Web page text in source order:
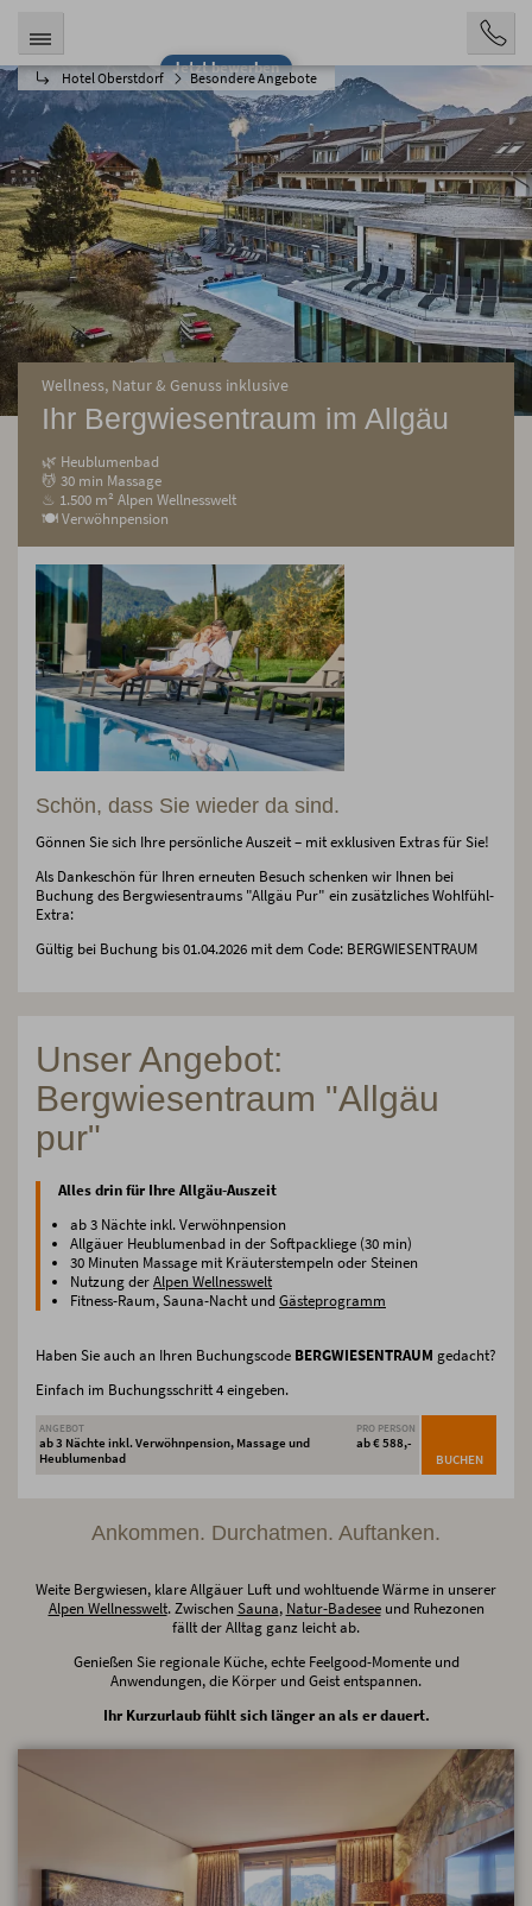
Jetzt bewerben
Hotel Oberstdorf Besondere Angebote
Wellness, Natur & Genuss inklusive
Ihr Bergwiesentraum im Allgäu
🌿 Heublumenbad
💆 30 min Massage
♨ 1.500 m² Alpen Wellnesswelt
🍽 Verwöhnpension
Schön, dass Sie wieder da sind.
Gönnen Sie sich Ihre persönliche Auszeit – mit exklusiven Extras für Sie!
Als Dankeschön für Ihren erneuten Besuch schenken wir Ihnen bei
Buchung des Bergwiesentraums "Allgäu Pur" ein zusätzliches Wohlfühl-
Extra:
Gültig bei Buchung bis 01.04.2026 mit dem Code: BERGWIESENTRAUM
Unser Angebot:
Bergwiesentraum "Allgäu
pur"
Alles drin für Ihre Allgäu-Auszeit
ab 3 Nächte inkl. Verwöhnpension
Allgäuer Heublumenbad in der Softpackliege (30 min)
30 Minuten Massage mit Kräuterstempeln oder Steinen
Nutzung derAlpen Wellnesswelt
Fitness-Raum, Sauna-Nacht undGästeprogramm
Haben Sie auch an Ihren Buchungscode BERGWIESENTRAUM gedacht?
Einfach im Buchungsschritt 4 eingeben.
ANGEBOT
ab 3 Nächte inkl. Verwöhnpension, Massage und
Heublumenbad
PRO PERSON
ab € 588,-
BUCHEN
Ankommen. Durchatmen. Auftanken.
Weite Bergwiesen, klare Allgäuer Luft und wohltuende Wärme in unserer
Alpen Wellnesswelt. Zwischen Sauna, Natur-Badeseeund Ruhezonen
fällt der Alltag ganz leicht ab.
Genießen Sie regionale Küche, echte Feelgood-Momente und
Anwendungen, die Körper und Geist entspannen.
Ihr Kurzurlaub fühlt sich länger an als er dauert.